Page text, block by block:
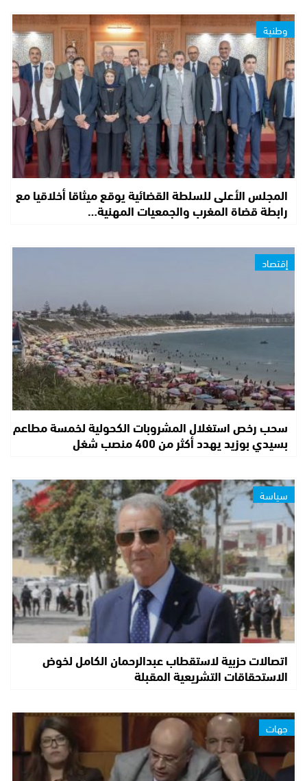
وطنية
المجلس الأعلى للسلطة القضائية يوقع ميثاقا أخلاقيا مع
رابطة قضاة المغرب والجمعيات المهنية…
إقتصاد
سحب رخص استغلال المشروبات الكحولية لخمسة مطاعم
بسيدي بوزيد يهدد أكثر من 400 منصب شغل
سياسة
اتصالات حزبية لاستقطاب عبدالرحمان الكامل لخوض
الاستحقاقات التشريعية المقبلة
جهات